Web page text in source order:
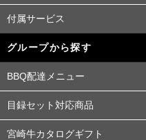
付属サービス
グループから探す
BBQ配達メニュー
目録セット対応商品
宮崎牛カタログギフト